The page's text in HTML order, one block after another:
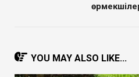
YOU MAY ALSO LIKE...